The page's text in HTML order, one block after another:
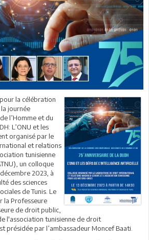
la célébration
la journée
l’Homme et du
L’ONU et les
organisé par le
et relations
tunisienne
un colloque
2023, à
des sciences
de Tunis. Le
la Professeure
de droit public,
l'association tunisienne de droit
présidée par l’ambassadeur Moncef Baati.